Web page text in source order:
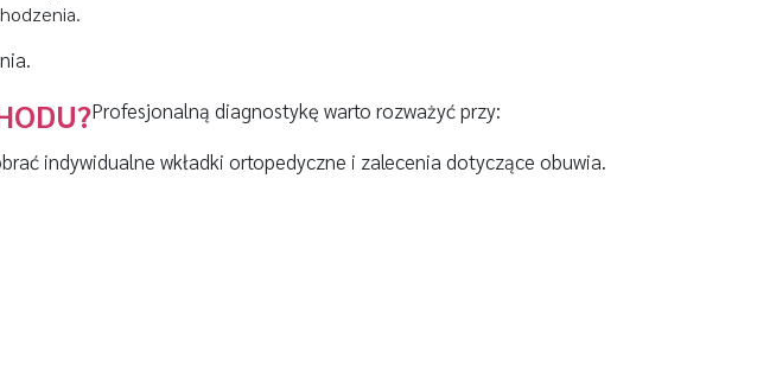
Profesjonalną diagnostykę warto rozważyć przy:
indywidualne wkładki ortopedyczne i zalecenia dotyczące obuwia.